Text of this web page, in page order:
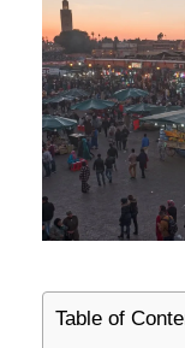
Table of